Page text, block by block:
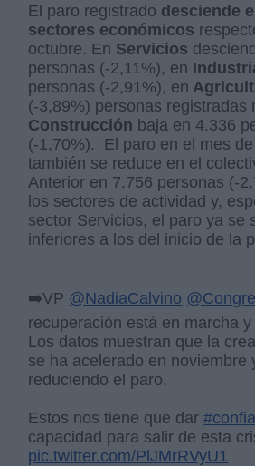
El paro registrado desciende
sectores económicos
octubre. En Servicios
personas (-2,11%), en
personas (-2,91%), en
(-3,89%) personas registradas
Construcción baja en 4.336
(-1,70%). El paro en el mes
también se reduce en el
Anterior en 7.756 personas (-
los sectores de actividad y,
sector Servicios, el paro ya se
inferiores a los del inicio de la
➡️VP @NadiaCalvino
recuperación está en marcha
Los datos muestran que la
se ha acelerado en noviembre
reduciendo el paro.
Estos nos tiene que dar
capacidad para salir de esta
pic.twitter.com/PlJMrRVyU1